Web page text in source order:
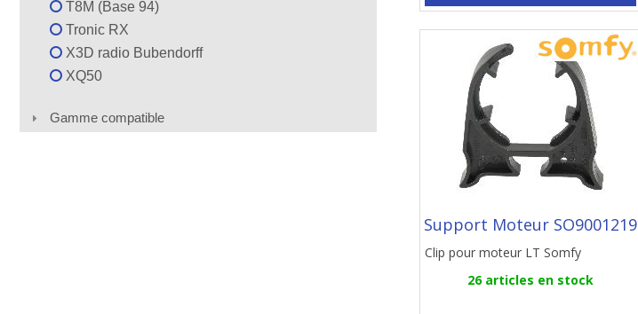
T8M (Base 94)
Tronic RX
X3D radio Bubendorff
XQ50
Gamme compatible
Support Moteur SO9001219
Clip pour moteur LT Somfy
26 articles en stock